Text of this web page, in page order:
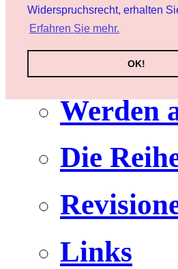
Widerspruchsrecht, erhalten
Erfahren Sie mehr.
OK!
Service
Werden
Die
Links